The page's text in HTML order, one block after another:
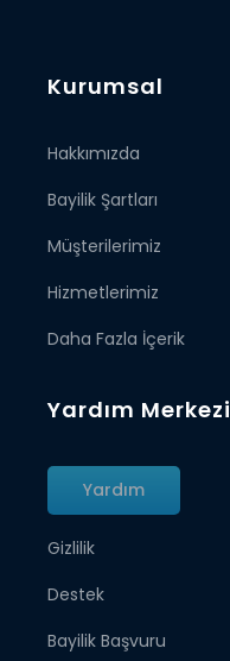
Kurumsal
Hakkımızda
Bayilik Şartları
Müşterilerimiz
Hizmetlerimiz
Daha Fazla İçerik
Yardım Merkezi
Yardım
Gizlilik
Destek
Bayilik Başvuru